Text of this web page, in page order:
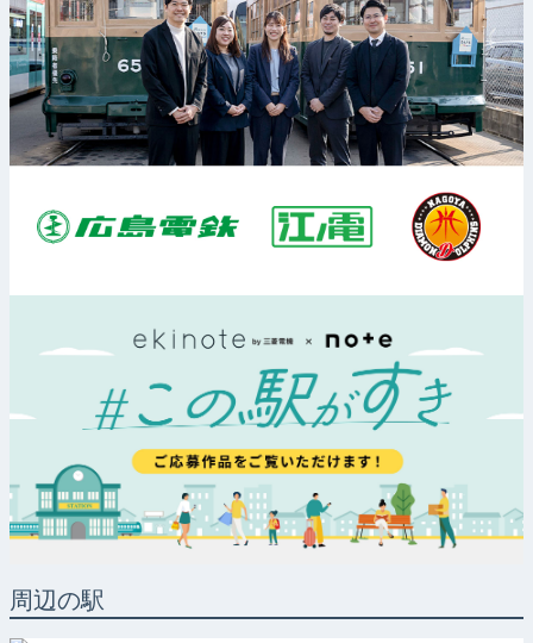
周辺の駅